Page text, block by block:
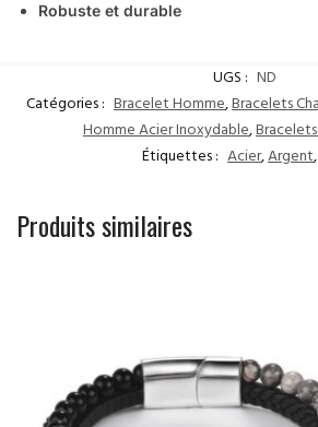
Robuste et durable
UGS : ND
Catégories : Bracelet Homme,Bracelets
Homme Acier Inoxydable,
Étiquettes : Acier,Argent,
Produits similaires